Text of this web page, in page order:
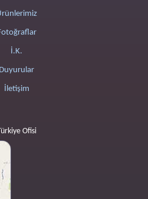
İ.K.
Duyurular
İletişim
Ofisi